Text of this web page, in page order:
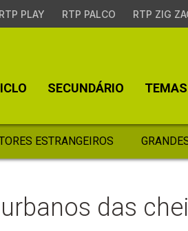
RTP PLAY RTP PALCO RTP ZIG
SECUNDÁRIO TEMAS
ESTRANGEIROS
das